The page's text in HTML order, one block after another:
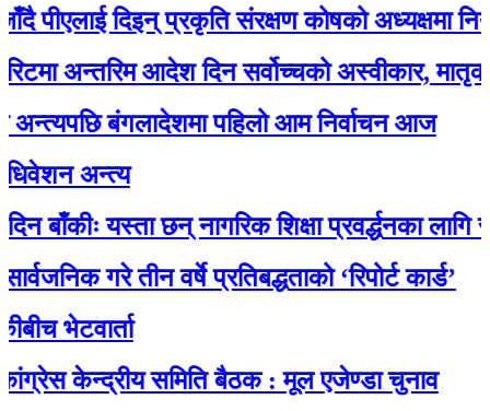
दिइन् प्रकृति संरक्षण कोषको अध्यक्षमा नियुक्ति
अन्तरिम आदेश दिन सर्वोच्चको अस्वीकार, मातृका
बंगलादेशमा पहिलो आम निर्वाचन आज
अन्त्य
यस्ता छन् नागरिक शिक्षा प्रवर्द्धनका लागि स्रोत
गरे तीन वर्षे प्रतिबद्धताको ‘रिपोर्ट कार्ड’
केन्द्रीय समिति बैठक : मूल एजेण्डा चुनाव